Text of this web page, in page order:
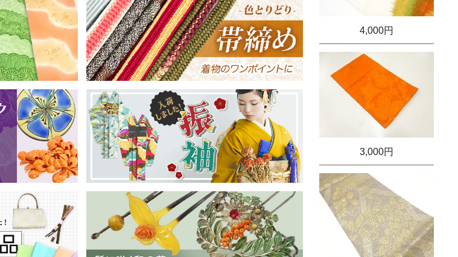
4,000円
3,000円